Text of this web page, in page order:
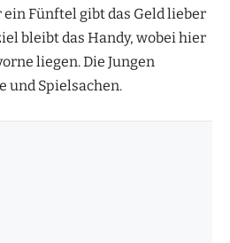
Fünftel gibt das Geld lieber
bleibt das Handy, wobei hier
liegen. Die Jungen
und Spielsachen.